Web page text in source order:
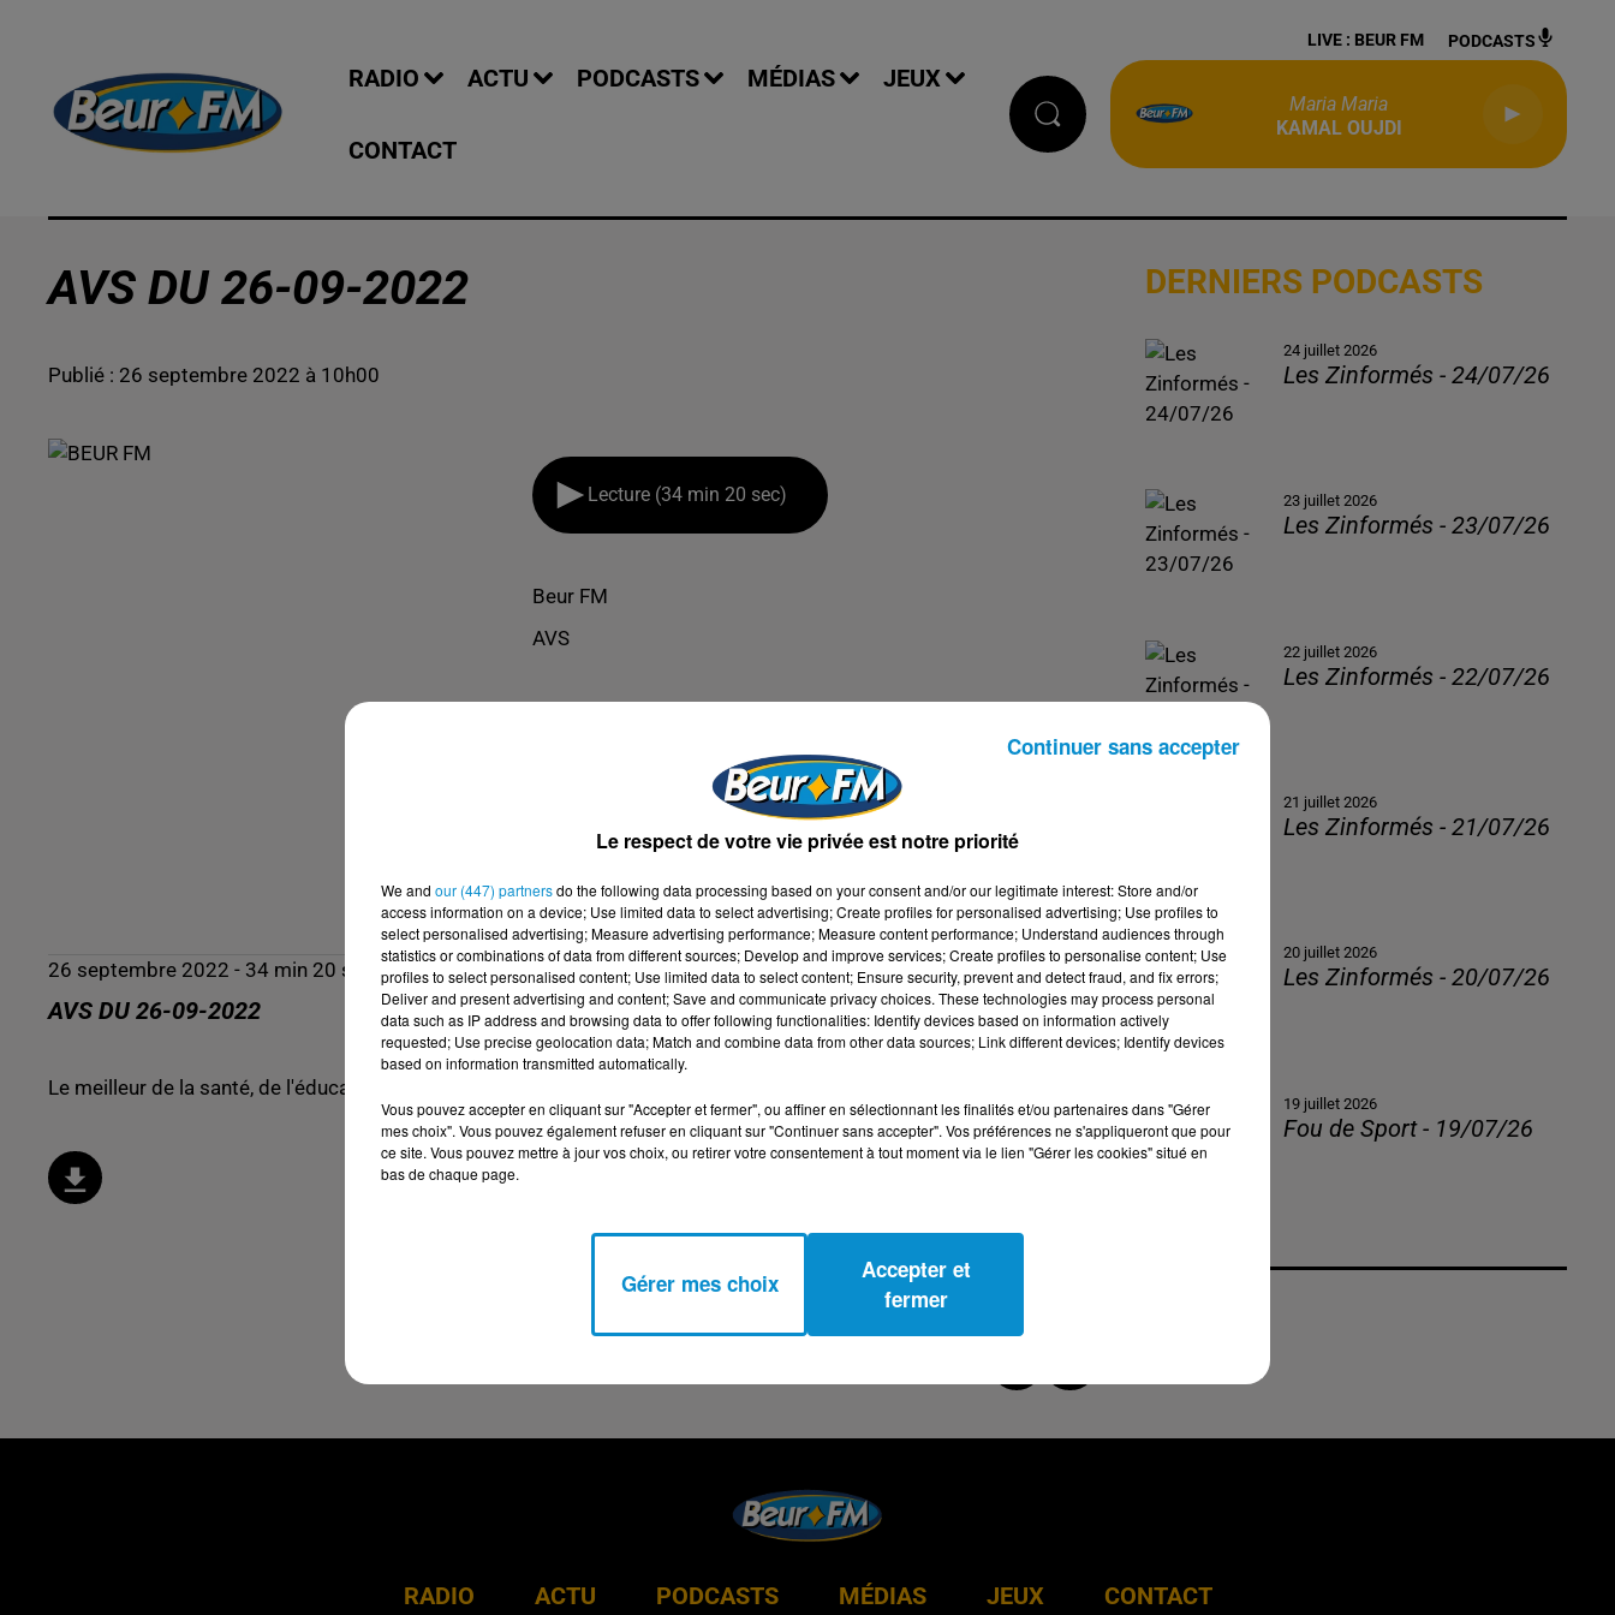
RADIO ACTU PODCASTS MÉDIAS JEUX
CONTACT
LIVE : BEUR FM PODCASTS
Maria Maria
KAMAL OUJDI
AVS DU 26-09-2022
Publié : 26 septembre 2022 à 10h00
Lecture (34 min 20 sec)
Beur FM
AVS
26 septembre 2022 - 34 min 20 sec
AVS DU 26-09-2022
Le meilleur de la santé, de l'éducation et du bien être !
DERNIERS PODCASTS
24 juillet 2026
Les Zinformés - 24/07/26
23 juillet 2026
Les Zinformés - 23/07/26
22 juillet 2026
Les Zinformés - 22/07/26
21 juillet 2026
Les Zinformés - 21/07/26
20 juillet 2026
Les Zinformés - 20/07/26
19 juillet 2026
Fou de Sport - 19/07/26
RADIO ACTU PODCASTS MÉDIAS JEUX CONTACT
Le respect de votre vie privée est notre priorité
We and our (447) partnersdo the following data processing based on your consent and/or our legitimate interest: Store and/or
access information on a device; Use limited data to select advertising; Create profiles for personalised advertising; Use profiles to
select personalised advertising; Measure advertising performance; Measure content performance; Understand audiences through
statistics or combinations of data from different sources; Develop and improve services; Create profiles to personalise content; Use
profiles to select personalised content; Use limited data to select content; Ensure security, prevent and detect fraud, and fix errors;
Deliver and present advertising and content; Save and communicate privacy choices. These technologies may process personal
data such as IP address and browsing data to offer following functionalities: Identify devices based on information actively
requested; Use precise geolocation data; Match and combine data from other data sources; Link different devices; Identify devices
based on information transmitted automatically.
Vous pouvez accepter en cliquant sur "Accepter et fermer", ou affiner en sélectionnant les finalités et/ou partenaires dans "Gérer
mes choix". Vous pouvez également refuser en cliquant sur "Continuer sans accepter". Vos préférences ne s'appliqueront que pour
ce site. Vous pouvez mettre à jour vos choix, ou retirer votre consentement à tout moment via le lien "Gérer les cookies" situé en
bas de chaque page.
Gérer mes choix
Accepter et
fermer
Continuer sans accepter